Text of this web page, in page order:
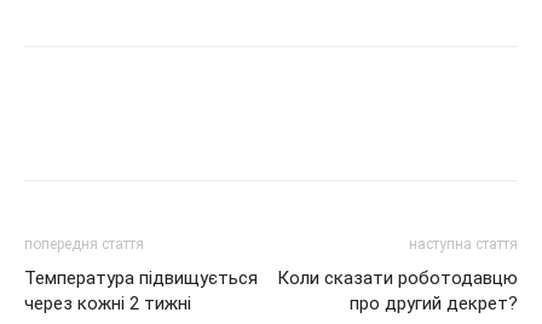
попередня стаття
Температура підвищується
через кожні 2 тижні
наступна стаття
Коли сказати роботодавцю
про другий декрет?